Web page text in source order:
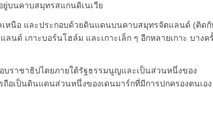
ยู่บนคาบสมุทรสแกนดิเนเวีย
เหนือ และประกอบด้วยดินแดนบนคาบสมุทรจัตแลนด์ (ติดกั
ลนด์ เกาะบอร์นโฮล์ม และเกาะเล็ก ๆ อีกหลายเกาะ บางค
บราชาธิปไตยภายใต้รัฐธรรมนูญและเป็นส่วนหนึ่งของ
อเป็นดินแดนส่วนหนึ่งของเดนมาร์กที่มีการปกครองตนเอง